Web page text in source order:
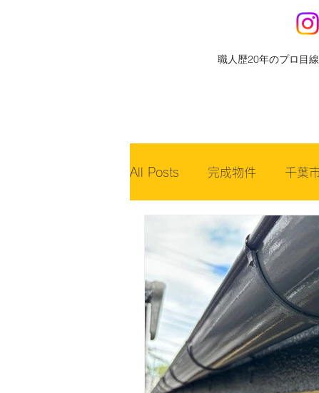
職人歴20年のプロ目
All Posts 完成物件 千葉
千葉市稲毛区 ペイント